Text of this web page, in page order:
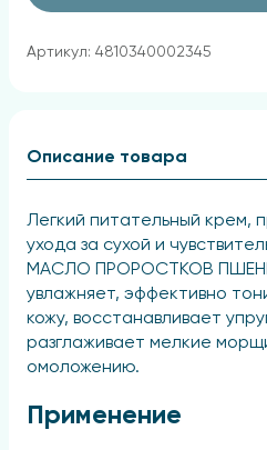
Артикул: 4810340002345
Описание товара
Легкий питательный крем,
ухода за сухой и
МАСЛО ПРОРОСТКОВ
увлажняет, эффективно
кожу, восстанавливает
разглаживает мелкие
омоложению.
Применение